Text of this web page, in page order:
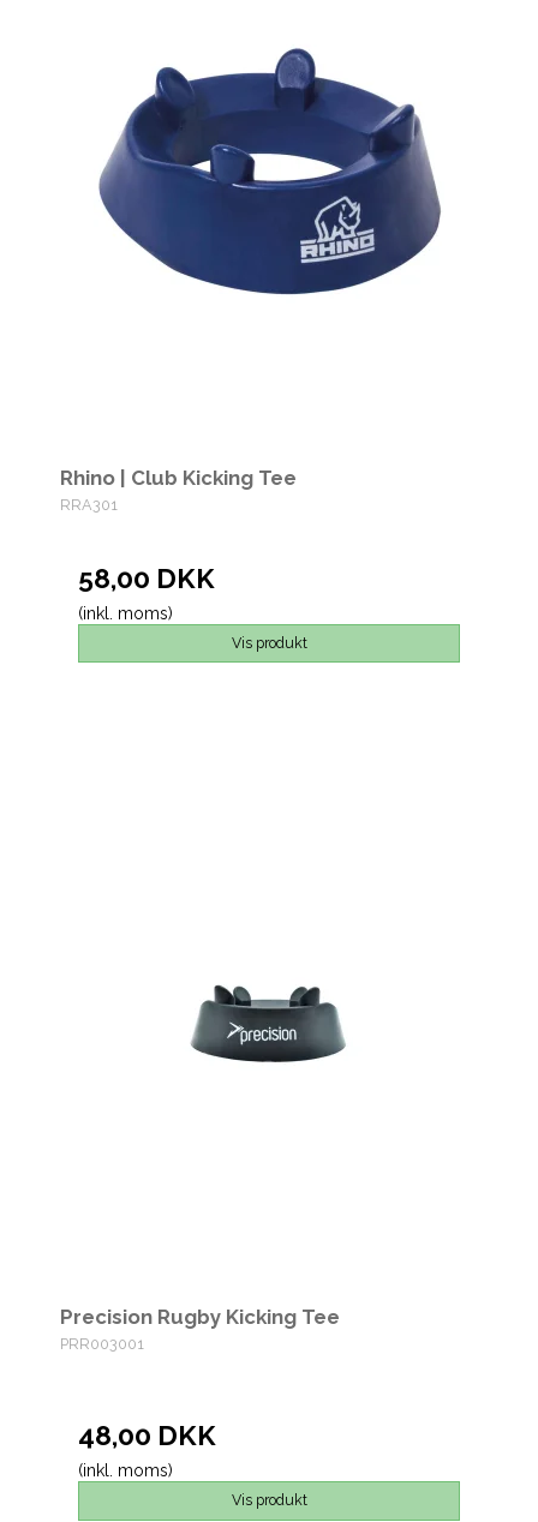
Rhino | Club Kicking Tee
RRA301
58,00 DKK
(inkl. moms)
Vis produkt
Precision Rugby Kicking Tee
PRR003001
48,00 DKK
(inkl. moms)
Vis produkt